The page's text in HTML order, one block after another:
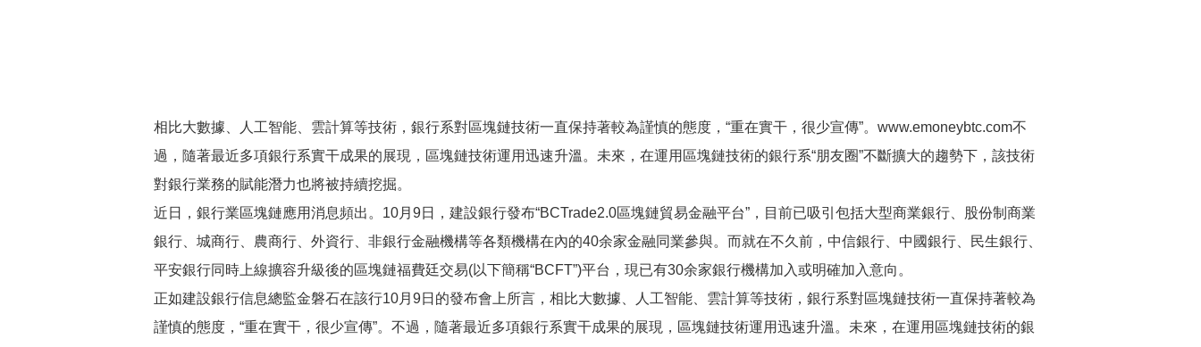
相比大數據、人工智能、雲計算等技術，銀行系對區塊鏈技術一直保持著較為謹慎的態度，“重在實干，很少宣傳”。www.emoneybtc.com不
過，隨著最近多項銀行系實干成果的展現，區塊鏈技術運用迅速升溫。未來，在運用區塊鏈技術的銀行系“朋友圈”不斷擴大的趨勢下，該技術
對銀行業務的賦能潛力也將被持續挖掘。
近日，銀行業區塊鏈應用消息頻出。10月9日，建設銀行發布“BCTrade2.0區塊鏈貿易金融平台”，目前已吸引包括大型商業銀行、股份制商業
銀行、城商行、農商行、外資行、非銀行金融機構等各類機構在內的40余家金融同業參與。而就在不久前，中信銀行、中國銀行、民生銀行、
平安銀行同時上線擴容升級後的區塊鏈福費廷交易(以下簡稱“BCFT”)平台，現已有30余家銀行機構加入或明確加入意向。
正如建設銀行信息總監金磐石在該行10月9日的發布會上所言，相比大數據、人工智能、雲計算等技術，銀行系對區塊鏈技術一直保持著較為
謹慎的態度，“重在實干，很少宣傳”。不過，隨著最近多項銀行系實干成果的展現，區塊鏈技術運用迅速升溫。未來，在運用區塊鏈技術的銀